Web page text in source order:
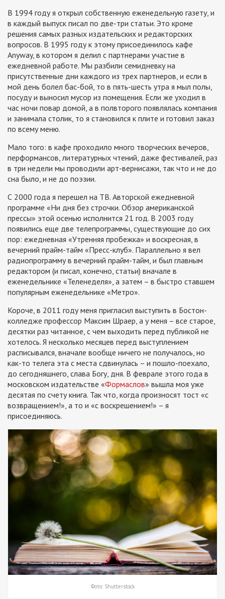
В 1994 году я открыл собственную еженедельную газету, и
в каждый выпуск писал по две-три статьи. Это кроме
решения самых разных издательских и редакторских
вопросов. В 1995 году к этому присоединилось кафе
Anyway, в котором я делил с партнерами участие в
ежедневной работе. Мы разбили семидневку на
присутственные дни каждого из трех партнеров, и если в
мой день болел бас-бой, то в пять-шесть утра я мыл полы,
посуду и выносил мусор из помещения. Если же уходил в
час ночи повар домой, а в полвторого появлялась компания
и занимала столик, то я становился к плите и готовил заказ
по всему меню.
Мало того: в кафе проходило много творческих вечеров,
перформансов, литературных чтений, даже фестивалей, раз
в три недели мы проводили арт-вернисажи, так что и не до
сна было, и не до поэзии.
С 2000 года я перешел на ТВ. Авторской ежедневной
программе «Ни дня без строчки. Обзор американской
прессы» этой осенью исполнится 21 год. В 2003 году
появились еще две телепрограммы, существующие до сих
пор: ежедневная «Утренняя пробежка» и воскресная, в
вечерний прайм-тайм «Пресс-клуб». Параллельно я вел
радиопрограмму в вечерний прайм-тайм, и был главным
редактором (и писал, конечно, статьи) вначале в
еженедельнике «Теленеделя», а затем – в быстро ставшем
популярным еженедельнике «Метро».
Короче, в 2011 году меня пригласил выступить в Бостон-
колледже профессор Максим Шраер, а у меня – все старое,
десятки раз читанное, с чем выходить перед публикой не
хотелось. Я несколько месяцев перед выступлением
расписывался, вначале вообще ничего не получалось, но
как-то телега эта с места сдвинулась – и пошло-поехало,
до сегодняшнего, слава Богу, дня. В феврале этого года в
московском издательстве «Формаслов» вышла моя уже
десятая по счету книга. Так что, когда произносят тост «с
возвращением!», а то и «с воскрешением!» – я
присоединяюсь.
Фото: Shutterstock